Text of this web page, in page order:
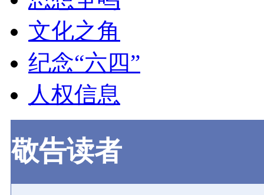
文化之角
纪念“六四”
人权信息
敬告读者